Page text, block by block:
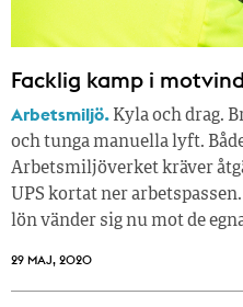
Facklig kamp i
Arbetsmiljö. Kyla och drag.
och tunga manuella lyft.
Arbetsmiljöverket kräver
UPS kortat ner
lön vänder sig nu mot de
29 MAJ, 2020